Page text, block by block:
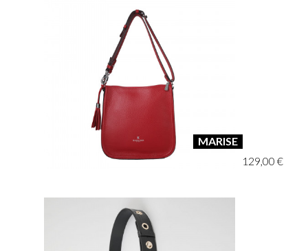
MARISE
129,00 €